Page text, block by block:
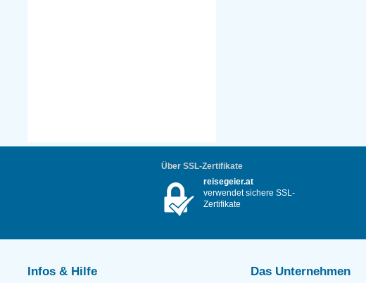
Über SSL-Zertifikate
reisegeier.at
verwendet sichere SSL-
Zertifikate
Infos & Hilfe Das Unternehmen